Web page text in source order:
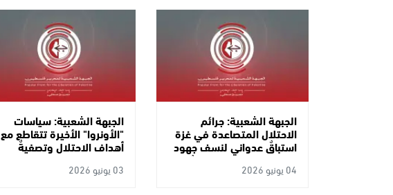
الجبهة الشعبية: جرائم
الاحتلال المتصاعدة في غزة
استباقٌ عدواني لنسف جهود
وقف إطلاق النار وتكريسٌ
لسياسات الإبادة والتطهير
04 يونيو 2026
الجبهة الشعبية: سياسات
"الأونروا" الأخيرة تتقاطع مع
أهداف الاحتلال وتصفيةٌ
ممنهجة لحقوق الموظفين03 يونيو 2026